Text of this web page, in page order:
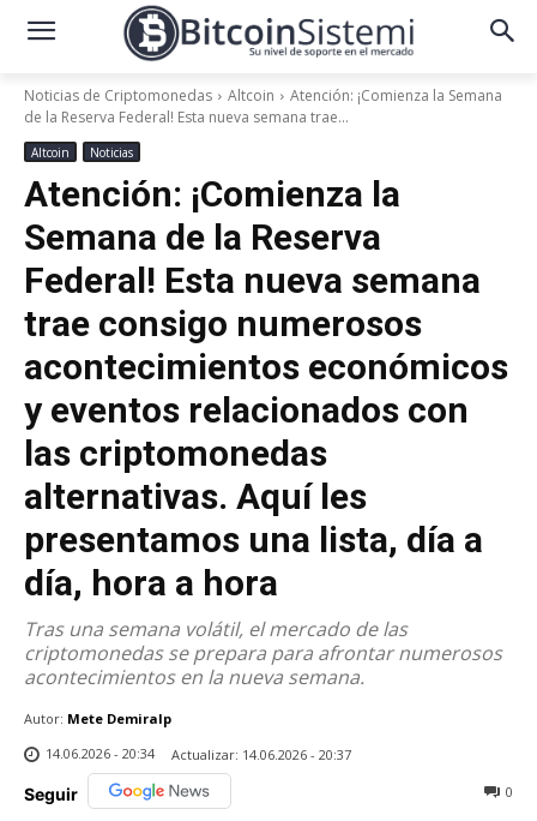
Noticias de Criptomonedas Altcoin
Atención: ¡Comienza la Semana
de la Reserva Federal! Esta nueva semana trae...
Altcoin Noticias
Atención: ¡Comienza la
Semana de la Reserva
Federal! Esta nueva semana
trae consigo numerosos
acontecimientos económicos
y eventos relacionados con
las criptomonedas
alternativas. Aquí les
presentamos una lista, día a
día, hora a hora
Tras una semana volátil, el mercado de las
criptomonedas se prepara para afrontar numerosos
acontecimientos en la nueva semana.
Autor: Mete Demiralp
14.06.2026 - 20:34
Actualizar: 14.06.2026 - 20:37
Seguir 0